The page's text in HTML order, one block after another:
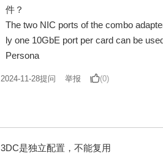
件？
The two NIC ports of the combo
ly one 10GbE port per card can be
Persona
2024-11-28提问 举报 (0)
3DC是独立配置，不能复用